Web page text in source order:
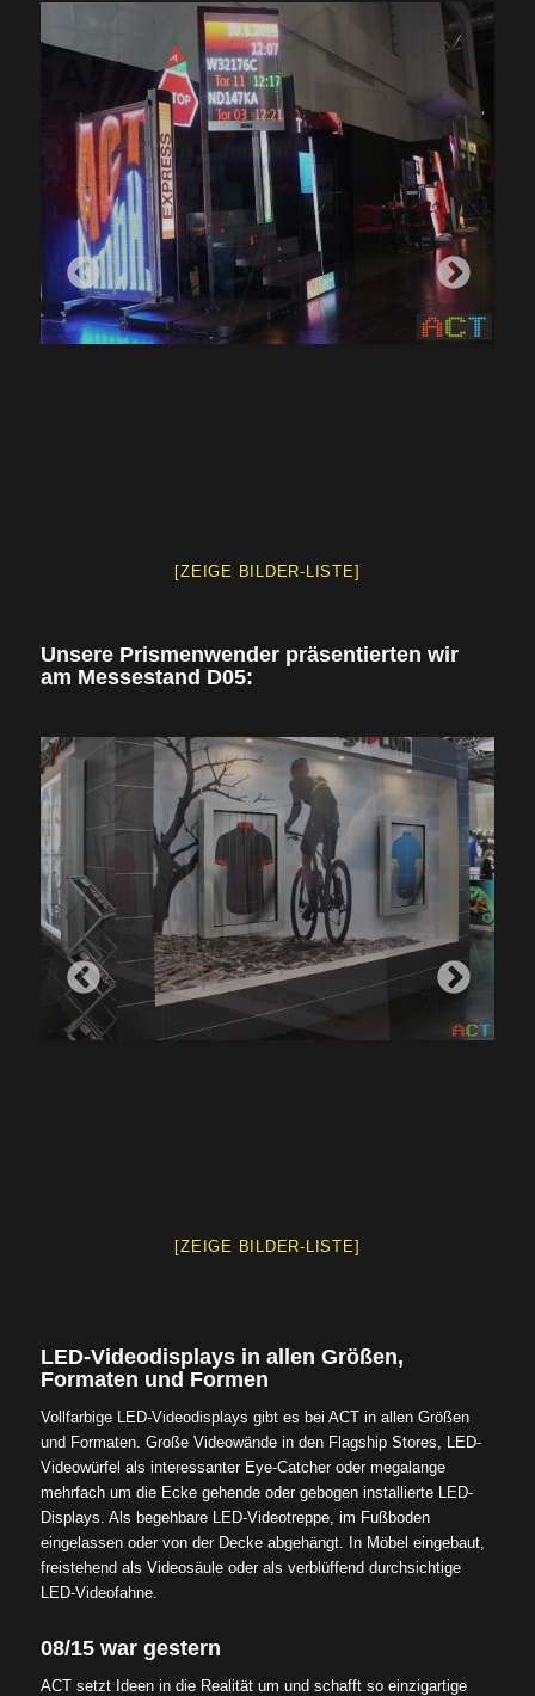
[ZEIGE BILDER-LISTE]
Unsere Prismenwender präsentierten wir
am Messestand D05:
[ZEIGE BILDER-LISTE]
LED-Videodisplays in allen Größen,
Formaten und Formen
Vollfarbige LED-Videodisplays gibt es bei ACT in allen Größen
und Formaten. Große Videowände in den Flagship Stores, LED-
Videowürfel als interessanter Eye-Catcher oder megalange
mehrfach um die Ecke gehende oder gebogen installierte LED-
Displays. Als begehbare LED-Videotreppe, im Fußboden
eingelassen oder von der Decke abgehängt. In Möbel eingebaut,
freistehend als Videosäule oder als verblüffend durchsichtige
LED-Videofahne.
08/15 war gestern
ACT setzt Ideen in die Realität um und schafft so einzigartige